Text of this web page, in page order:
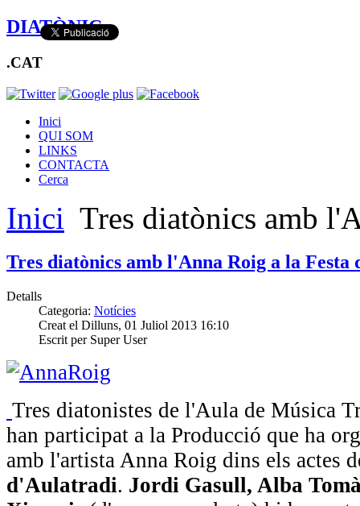
DIATÒNIC
.CAT
Inici
QUI SOM
LINKS
CONTACTA
Cerca
Inici Tres diatònics amb
Tres diatònics amb l'Anna Roig a la
Detalls
Categoria: Notícies
Creat el Dilluns, 01 Juliol 2013 16:10
Escrit per Super User
Tres diatonistes de l'Aula de Música
han participat a la Producció que ha
amb l'artista Anna Roig dins els actes
d'Aulatradi. Jordi Gasull, Alba